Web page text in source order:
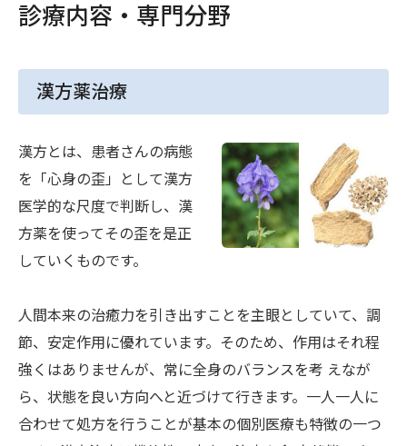
診療内容・専門分野
漢方薬治療
漢方とは、患者さんの病態
を「心身の歪」として漢方
医学的な尺度で判断し、漢
方薬を使ってその歪を是正
していくものです。
人間本来の治癒力を引き出すことを主眼としていて、調
節、安定作用に優れています。そのため、作用はそれ程
強くはありませんが、常に全身のバランスを考 えなが
ら、状態を良い方向へと近づけて行きます。一人一人に
合わせて処方を行うことが基本の個別医療も特徴の一つ
各種統計
身体的拘束最小化のための指針
市民公開講座
SNS
エコキャップ推進活動
特定行為に係る看護師の研修制度
包括同意
３分でわかる埼玉医科大学病院
SAITAMA TIMES！